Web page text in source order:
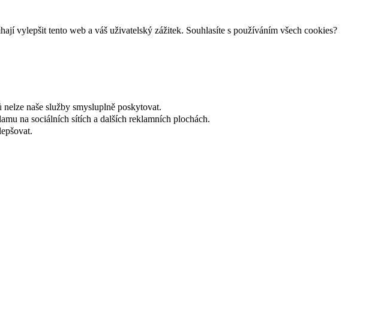
vylepšit tento web a váš uživatelský zážitek. Souhlasíte s používáním všech cookies?
naše služby smysluplně poskytovat.
na sociálních sítích a dalších reklamních plochách.